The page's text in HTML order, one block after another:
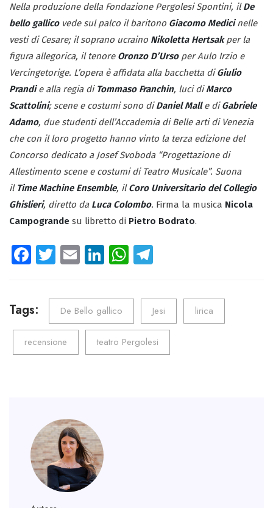
Nella produzione della Fondazione Pergolesi Spontini, ilDe
bello gallicovede sul palco il baritono Giacomo Medicinelle
vesti di Cesare; il soprano ucraino Nikoletta Hertsakper la
figura allegorica, il tenore Oronzo D’Ursoper Aulo Irzio e
Vercingetorige. L’opera è affidata alla bacchetta diGiulio
Prandie alla regia di Tommaso Franchin, luci diMarco
Scattolini; scene e costumi sono diDaniel Malle diGabriele
Adamo, due studenti dell’Accademia di Belle arti di Venezia
che con il loro progetto hanno vinto la terza edizione del
Concorso dedicato a Josef Svoboda “Progettazione di
Allestimento scene e costumi di Teatro Musicale”. Suona
il Time Machine Ensemble, ilCoro Universitario del Collegio
Ghislieri, diretto da Luca Colombo. Firma la musica Nicola
Campogrande su libretto di Pietro Bodrato.
Fa
ce
o
ok
T
wi
tt
er
E
m
ail
Li
nk
e
dI
n
W
ha
ts
p
p
gr
a
m
Tags: De Bello gallico Jesi lirica
recensione teatro Pergolesi